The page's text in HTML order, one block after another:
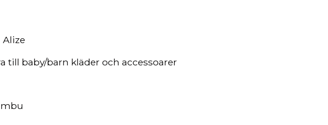
Alize
till baby/barn kläder och accessoarer